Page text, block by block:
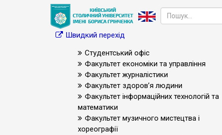
Швидкий перехід
Студентський офіс
Факультет економіки та управління
Факультет журналістики
Факультет здоров’я людини
Факультет інформаційних технологій та
математики
Факультет музичного мистецтва і
хореографії